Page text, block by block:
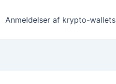
Anmeldelser af krypto-wallets